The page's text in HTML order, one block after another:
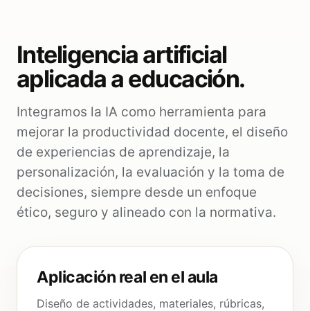
Inteligencia artificial
aplicada a educación.
Integramos la IA como herramienta para
mejorar la productividad docente, el diseño
de experiencias de aprendizaje, la
personalización, la evaluación y la toma de
decisiones, siempre desde un enfoque
ético, seguro y alineado con la normativa.
Aplicación real en el aula
Diseño de actividades, materiales, rúbricas,